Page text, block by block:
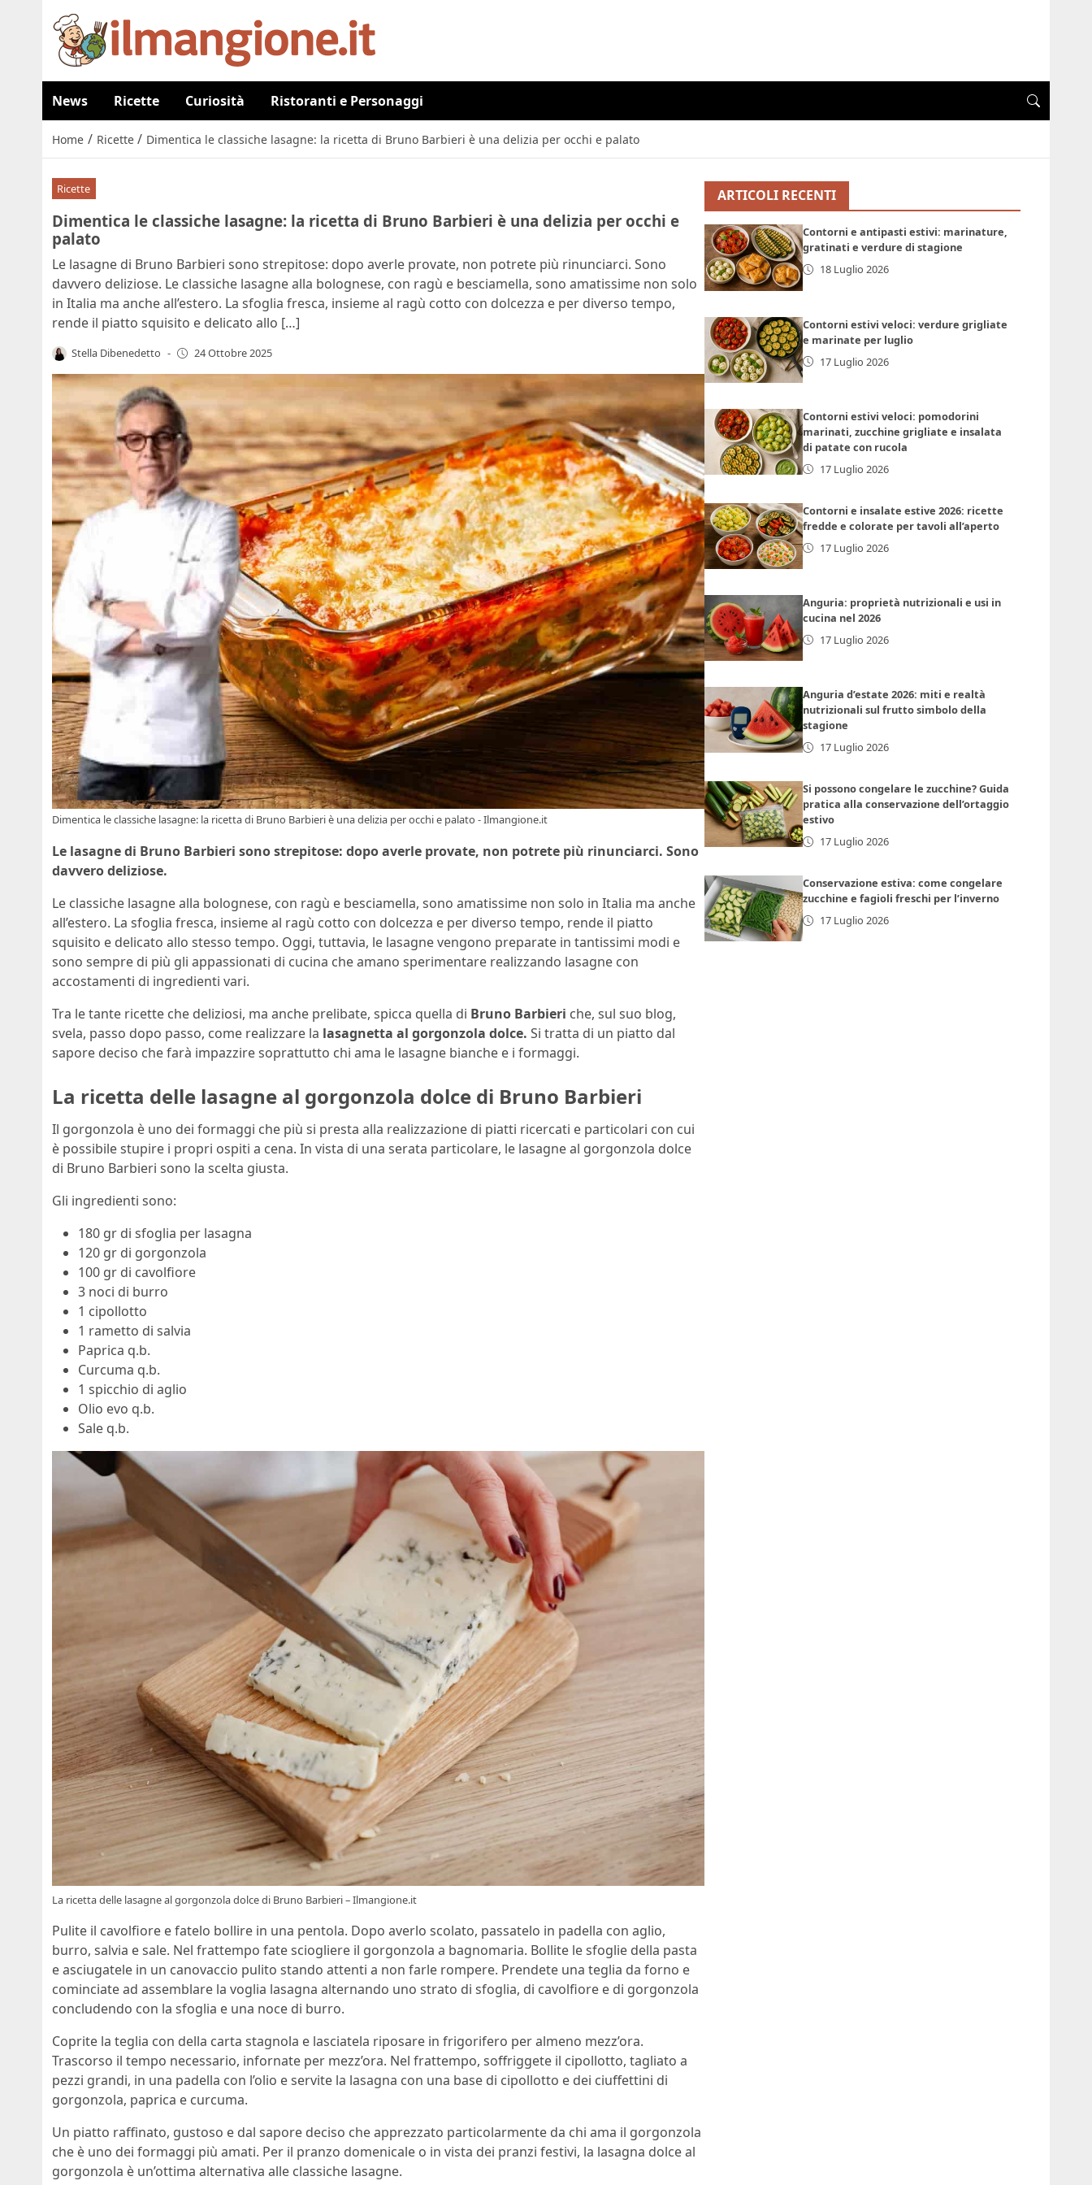
News Ricette Curiosità Ristoranti e Personaggi
Home / Ricette / Dimentica le classiche lasagne: la ricetta di Bruno Barbieri è una delizia per occhi e palato
Ricette
Dimentica le classiche lasagne: la ricetta di Bruno Barbieri è una delizia per occhi e
palato
Le lasagne di Bruno Barbieri sono strepitose: dopo averle provate, non potrete più rinunciarci. Sono
davvero deliziose. Le classiche lasagne alla bolognese, con ragù e besciamella, sono amatissime non solo
in Italia ma anche all’estero. La sfoglia fresca, insieme al ragù cotto con dolcezza e per diverso tempo,
rende il piatto squisito e delicato allo […]
Stella Dibenedetto - 24 Ottobre 2025
Dimentica le classiche lasagne: la ricetta di Bruno Barbieri è una delizia per occhi e palato - Ilmangione.it
Le lasagne di Bruno Barbieri sono strepitose: dopo averle provate, non potrete più rinunciarci. Sono
davvero deliziose.
Le classiche lasagne alla bolognese, con ragù e besciamella, sono amatissime non solo in Italia ma anche
all’estero. La sfoglia fresca, insieme al ragù cotto con dolcezza e per diverso tempo, rende il piatto
squisito e delicato allo stesso tempo. Oggi, tuttavia, le lasagne vengono preparate in tantissimi modi e
sono sempre di più gli appassionati di cucina che amano sperimentare realizzando lasagne con
accostamenti di ingredienti vari.
Tra le tante ricette che deliziosi, ma anche prelibate, spicca quella di Bruno Barbieri che, sul suo blog,
svela, passo dopo passo, come realizzare la lasagnetta al gorgonzola dolce. Si tratta di un piatto dal
sapore deciso che farà impazzire soprattutto chi ama le lasagne bianche e i formaggi.
La ricetta delle lasagne al gorgonzola dolce di Bruno Barbieri
Il gorgonzola è uno dei formaggi che più si presta alla realizzazione di piatti ricercati e particolari con cui
è possibile stupire i propri ospiti a cena. In vista di una serata particolare, le lasagne al gorgonzola dolce
di Bruno Barbieri sono la scelta giusta.
Gli ingredienti sono:
180 gr di sfoglia per lasagna
120 gr di gorgonzola
100 gr di cavolfiore
3 noci di burro
1 cipollotto
1 rametto di salvia
Paprica q.b.
Curcuma q.b.
1 spicchio di aglio
Olio evo q.b.
Sale q.b.
La ricetta delle lasagne al gorgonzola dolce di Bruno Barbieri – Ilmangione.it
Pulite il cavolfiore e fatelo bollire in una pentola. Dopo averlo scolato, passatelo in padella con aglio,
burro, salvia e sale. Nel frattempo fate sciogliere il gorgonzola a bagnomaria. Bollite le sfoglie della pasta
e asciugatele in un canovaccio pulito stando attenti a non farle rompere. Prendete una teglia da forno e
cominciate ad assemblare la voglia lasagna alternando uno strato di sfoglia, di cavolfiore e di gorgonzola
concludendo con la sfoglia e una noce di burro.
Coprite la teglia con della carta stagnola e lasciatela riposare in frigorifero per almeno mezz’ora.
Trascorso il tempo necessario, infornate per mezz’ora. Nel frattempo, soffriggete il cipollotto, tagliato a
pezzi grandi, in una padella con l’olio e servite la lasagna con una base di cipollotto e dei ciuffettini di
gorgonzola, paprica e curcuma.
Un piatto raffinato, gustoso e dal sapore deciso che apprezzato particolarmente da chi ama il gorgonzola
che è uno dei formaggi più amati. Per il pranzo domenicale o in vista dei pranzi festivi, la lasagna dolce al
gorgonzola è un’ottima alternativa alle classiche lasagne.
ARTICOLI RECENTI
Contorni e antipasti estivi: marinature,
gratinati e verdure di stagione
18 Luglio 2026
Contorni estivi veloci: verdure grigliate
e marinate per luglio
17 Luglio 2026
Contorni estivi veloci: pomodorini
marinati, zucchine grigliate e insalata
di patate con rucola
17 Luglio 2026
Contorni e insalate estive 2026: ricette
fredde e colorate per tavoli all’aperto
17 Luglio 2026
Anguria: proprietà nutrizionali e usi in
cucina nel 2026
17 Luglio 2026
Anguria d’estate 2026: miti e realtà
nutrizionali sul frutto simbolo della
stagione
17 Luglio 2026
Si possono congelare le zucchine? Guida
pratica alla conservazione dell’ortaggio
estivo
17 Luglio 2026
Conservazione estiva: come congelare
zucchine e fagioli freschi per l’inverno
17 Luglio 2026